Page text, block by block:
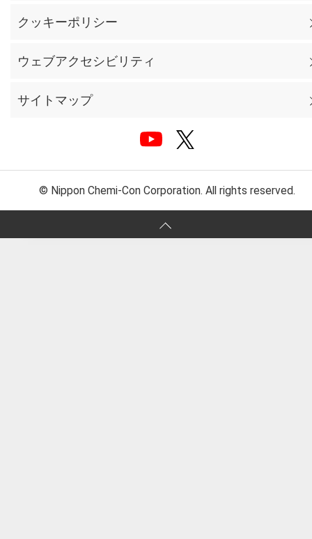
クッキーポリシー
ウェブアクセシビリティ
サイトマップ
© Nippon Chemi-Con Corporation. All rights reserved.